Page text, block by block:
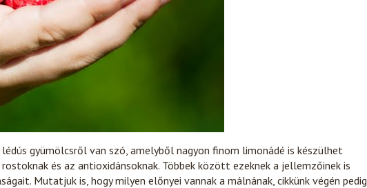
gyümölcsről van szó, amelyből nagyon finom limonádé is készülhet
és az antioxidánsoknak. Többek között ezeknek a jellemzőinek is
Mutatjuk is, hogy milyen előnyei vannak a málnának, cikkünk végén pedig